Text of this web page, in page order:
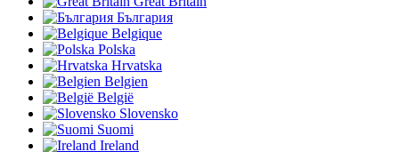
България
Belgique
Polska
Hrvatska
Belgien
België
Slovensko
Suomi
Ireland